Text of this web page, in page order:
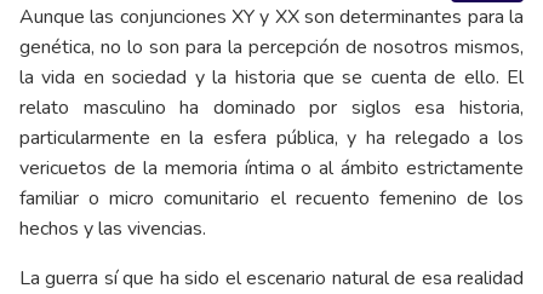
Aunque las conjunciones XY y XX son determinantes para la
genética, no lo son para la percepción de nosotros mismos,
la vida en sociedad y la historia que se cuenta de ello. El
relato masculino ha dominado por siglos esa historia,
particularmente en la esfera pública, y ha relegado a los
vericuetos de la memoria íntima o al ámbito estrictamente
familiar o micro comunitario el recuento femenino de los
hechos y las vivencias.
La guerra sí que ha sido el escenario natural de esa realidad